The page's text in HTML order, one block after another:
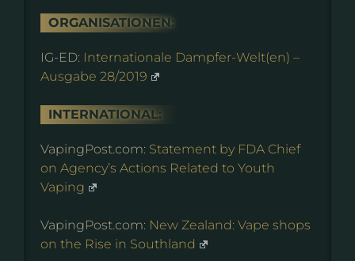
ORGANISATIONEN:
IG-ED: Internationale Dampfer-Welt(en) –
Ausgabe 28/2019
INTERNATIONAL:
VapingPost.com: Statement by FDA Chief
on Agency’s Actions Related to Youth
Vaping
VapingPost.com: New Zealand: Vape shops
on the Rise in Southland